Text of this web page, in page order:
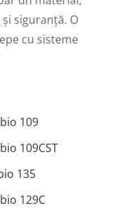
siguranță. O
cu sisteme
109
109CST
135
129C